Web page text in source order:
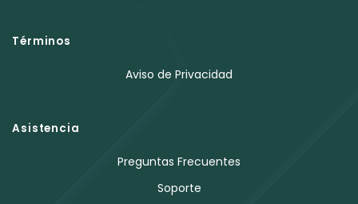
Términos
Aviso de Privacidad
Asistencia
Preguntas Frecuentes
Soporte